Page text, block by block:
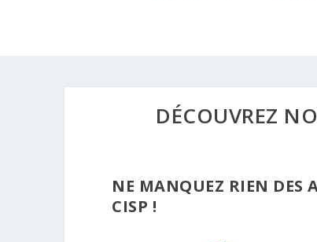
DÉCOUVREZ
NE MANQUEZ RIEN DES
CISP !